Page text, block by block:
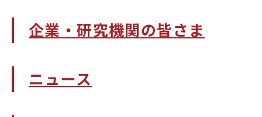
企業・研究機関の皆さま
ニュース